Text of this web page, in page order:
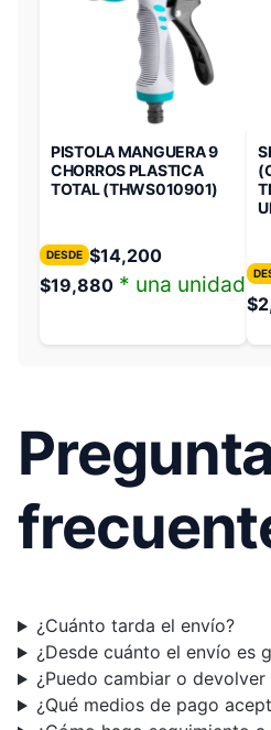
PISTOLA MANGUERA 9
CHORROS PLASTICA
TOTAL (THWS010901)
DESDE $14,200
$19,880 * una unidad
$
¿Cuánto tarda el envío?
¿Desde cuánto el envío es
¿Puedo cambiar o
¿Qué medios de pago